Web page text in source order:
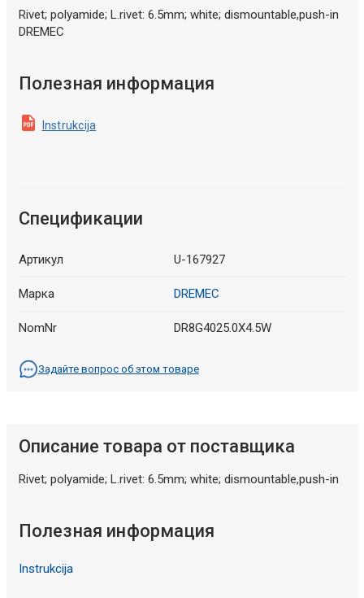
Rivet; polyamide; L.rivet: 6.5mm; white; dismountable,push-in
DREMEC
Полезная информация
Instrukcija
Спецификации
Артикул U-167927
Марка DREMEC
NomNr DR8G4025.0X4.5W
Задайте вопрос об этом товаре
Описание товара от поставщика
Rivet; polyamide; L.rivet: 6.5mm; white; dismountable,push-in
Полезная информация
Instrukcija